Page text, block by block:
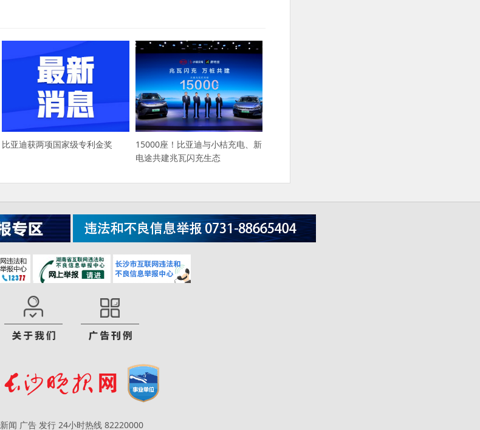
比亚迪获两项国家级专利金奖
15000座！比亚迪与小桔充电、新
电途共建兆瓦闪充生态
新闻 广告 发行 24小时热线 82220000